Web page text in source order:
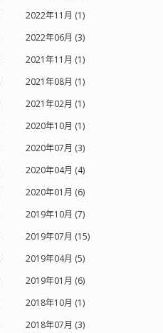
2022年11月 (1)
2022年06月 (3)
2021年11月 (1)
2021年08月 (1)
2021年02月 (1)
2020年10月 (1)
2020年07月 (3)
2020年04月 (4)
2020年01月 (6)
2019年10月 (7)
2019年07月 (15)
2019年04月 (5)
2019年01月 (6)
2018年10月 (1)
2018年07月 (3)